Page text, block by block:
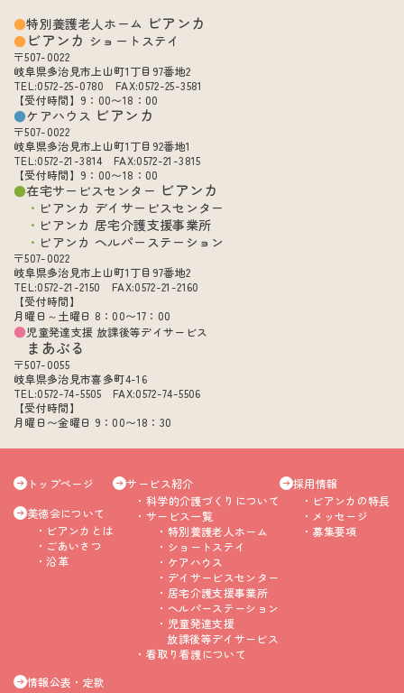
特別養護老人ホーム ビアンカ
ビアンカ ショートステイ
〒507-0022
岐阜県多治見市上山町1丁目97番地2
TEL:0572-25-0780 FAX:0572-25-3581
【受付時間】9：00〜18：00
ケアハウス ビアンカ
〒507-0022
岐阜県多治見市上山町1丁目92番地1
TEL:0572-21-3814 FAX:0572-21-3815
【受付時間】9：00〜18：00
在宅サービスセンター ビアンカ
ビアンカ デイサービスセンター
ビアンカ 居宅介護支援事業所
ビアンカ ヘルパーステーション
〒507-0022
岐阜県多治見市上山町1丁目97番地2
TEL:0572-21-2150 FAX:0572-21-2160
【受付時間】
月曜日～土曜日 8：00〜17：00
児童発達支援 放課後等デイサービス
まあぶる
〒507-0055
岐阜県多治見市喜多町4-16
TEL:0572-74-5505 FAX:0572-74-5506
【受付時間】
月曜日〜金曜日 9：00〜18：30
トップページ
美徳会について
ビアンカとは
ごあいさつ
沿革
サービス紹介
科学的介護づくりについて
サービス一覧
特別養護老人ホーム
ショートステイ
ケアハウス
デイサービスセンター
居宅介護支援事業所
ヘルパーステーション
児童発達支援
放課後等デイサービス
看取り看護について
採用情報
ビアンカの特長
メッセージ
募集要項
情報公表・定款